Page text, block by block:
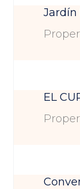
Jardín
EL